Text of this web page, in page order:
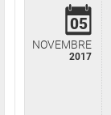
05
NOVEMBRE
2017